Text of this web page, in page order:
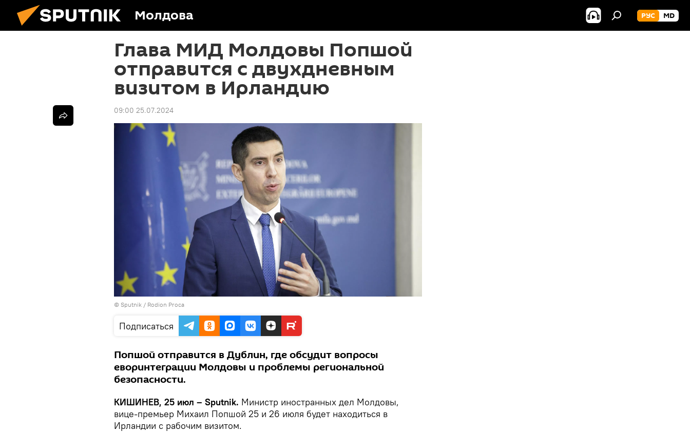
Молдова РУС MD
Глава МИД Молдовы Попшой
отправится с двухдневным
визитом в Ирландию
09:00 25.07.2024
© Sputnik / Rodion Proca
Подписаться
Попшой отправится в Дублин, где обсудит вопросы
еворинтеграции Молдовы и проблемы региональной
безопасности.
КИШИНЕВ, 25 июл – Sputnik. Министр иностранных дел Молдовы,
вице-премьер Михаил Попшой 25 и 26 июля будет находиться в
Ирландии с рабочим визитом.